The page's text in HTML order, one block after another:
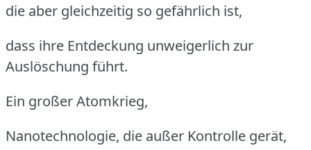
die aber gleichzeitig so gefährlich ist,
dass ihre Entdeckung unweigerlich zur
Auslöschung führt.
Ein großer Atomkrieg,
Nanotechnologie, die außer Kontrolle gerät,